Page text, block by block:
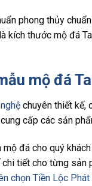
phong thủy
kích thước mộ đá
mộ đá
chuyên thiết kế,
cấp các sản
đá cho quý
tiết cho từng sản
chọn Tiền Lộc Phát